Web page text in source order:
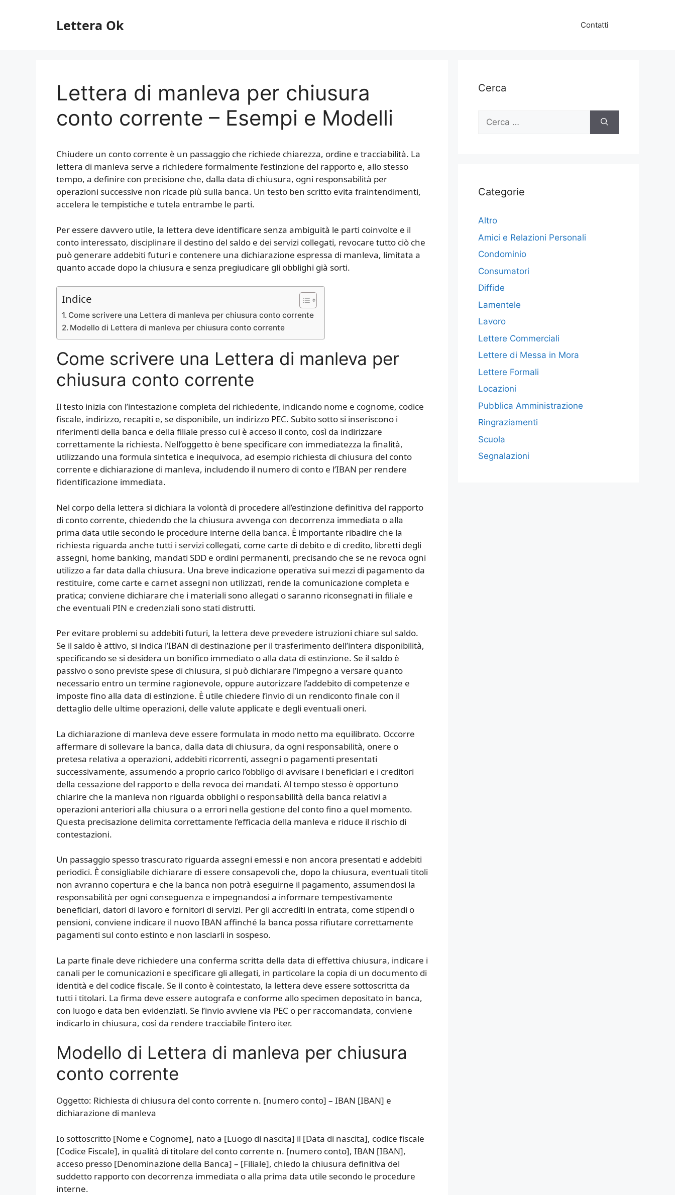
Lettera Ok Contatti
Lettera di manleva per chiusura
conto corrente – Esempi e Modelli
Chiudere un conto corrente è un passaggio che richiede chiarezza, ordine e tracciabilità. La
lettera di manleva serve a richiedere formalmente l’estinzione del rapporto e, allo stesso
tempo, a definire con precisione che, dalla data di chiusura, ogni responsabilità per
operazioni successive non ricade più sulla banca. Un testo ben scritto evita fraintendimenti,
accelera le tempistiche e tutela entrambe le parti.
Per essere davvero utile, la lettera deve identificare senza ambiguità le parti coinvolte e il
conto interessato, disciplinare il destino del saldo e dei servizi collegati, revocare tutto ciò che
può generare addebiti futuri e contenere una dichiarazione espressa di manleva, limitata a
quanto accade dopo la chiusura e senza pregiudicare gli obblighi già sorti.
Indice
Come scrivere una Lettera di manleva per chiusura conto corrente
Modello di Lettera di manleva per chiusura conto corrente
Come scrivere una Lettera di manleva per
chiusura conto corrente
Il testo inizia con l’intestazione completa del richiedente, indicando nome e cognome, codice
fiscale, indirizzo, recapiti e, se disponibile, un indirizzo PEC. Subito sotto si inseriscono i
riferimenti della banca e della filiale presso cui è acceso il conto, così da indirizzare
correttamente la richiesta. Nell’oggetto è bene specificare con immediatezza la finalità,
utilizzando una formula sintetica e inequivoca, ad esempio richiesta di chiusura del conto
corrente e dichiarazione di manleva, includendo il numero di conto e l’IBAN per rendere
l’identificazione immediata.
Nel corpo della lettera si dichiara la volontà di procedere all’estinzione definitiva del rapporto
di conto corrente, chiedendo che la chiusura avvenga con decorrenza immediata o alla
prima data utile secondo le procedure interne della banca. È importante ribadire che la
richiesta riguarda anche tutti i servizi collegati, come carte di debito e di credito, libretti degli
assegni, home banking, mandati SDD e ordini permanenti, precisando che se ne revoca ogni
utilizzo a far data dalla chiusura. Una breve indicazione operativa sui mezzi di pagamento da
restituire, come carte e carnet assegni non utilizzati, rende la comunicazione completa e
pratica; conviene dichiarare che i materiali sono allegati o saranno riconsegnati in filiale e
che eventuali PIN e credenziali sono stati distrutti.
Per evitare problemi su addebiti futuri, la lettera deve prevedere istruzioni chiare sul saldo.
Se il saldo è attivo, si indica l’IBAN di destinazione per il trasferimento dell’intera disponibilità,
specificando se si desidera un bonifico immediato o alla data di estinzione. Se il saldo è
passivo o sono previste spese di chiusura, si può dichiarare l’impegno a versare quanto
necessario entro un termine ragionevole, oppure autorizzare l’addebito di competenze e
imposte fino alla data di estinzione. È utile chiedere l’invio di un rendiconto finale con il
dettaglio delle ultime operazioni, delle valute applicate e degli eventuali oneri.
La dichiarazione di manleva deve essere formulata in modo netto ma equilibrato. Occorre
affermare di sollevare la banca, dalla data di chiusura, da ogni responsabilità, onere o
pretesa relativa a operazioni, addebiti ricorrenti, assegni o pagamenti presentati
successivamente, assumendo a proprio carico l’obbligo di avvisare i beneficiari e i creditori
della cessazione del rapporto e della revoca dei mandati. Al tempo stesso è opportuno
chiarire che la manleva non riguarda obblighi o responsabilità della banca relativi a
operazioni anteriori alla chiusura o a errori nella gestione del conto fino a quel momento.
Questa precisazione delimita correttamente l’efficacia della manleva e riduce il rischio di
contestazioni.
Un passaggio spesso trascurato riguarda assegni emessi e non ancora presentati e addebiti
periodici. È consigliabile dichiarare di essere consapevoli che, dopo la chiusura, eventuali titoli
non avranno copertura e che la banca non potrà eseguirne il pagamento, assumendosi la
responsabilità per ogni conseguenza e impegnandosi a informare tempestivamente
beneficiari, datori di lavoro e fornitori di servizi. Per gli accrediti in entrata, come stipendi o
pensioni, conviene indicare il nuovo IBAN affinché la banca possa rifiutare correttamente
pagamenti sul conto estinto e non lasciarli in sospeso.
La parte finale deve richiedere una conferma scritta della data di effettiva chiusura, indicare i
canali per le comunicazioni e specificare gli allegati, in particolare la copia di un documento di
identità e del codice fiscale. Se il conto è cointestato, la lettera deve essere sottoscritta da
tutti i titolari. La firma deve essere autografa e conforme allo specimen depositato in banca,
con luogo e data ben evidenziati. Se l’invio avviene via PEC o per raccomandata, conviene
indicarlo in chiusura, così da rendere tracciabile l’intero iter.
Modello di Lettera di manleva per chiusura
conto corrente
Oggetto: Richiesta di chiusura del conto corrente n. [numero conto] – IBAN [IBAN] e
dichiarazione di manleva
Io sottoscritto [Nome e Cognome], nato a [Luogo di nascita] il [Data di nascita], codice fiscale
[Codice Fiscale], in qualità di titolare del conto corrente n. [numero conto], IBAN [IBAN],
acceso presso [Denominazione della Banca] – [Filiale], chiedo la chiusura definitiva del
suddetto rapporto con decorrenza immediata o alla prima data utile secondo le procedure
interne.
Cerca
Ricerca
Categorie
Altro
Amici e Relazioni Personali
Condominio
Consumatori
Diffide
Lamentele
Lavoro
Lettere Commerciali
Lettere di Messa in Mora
Lettere Formali
Locazioni
Pubblica Amministrazione
Ringraziamenti
Scuola
Segnalazioni